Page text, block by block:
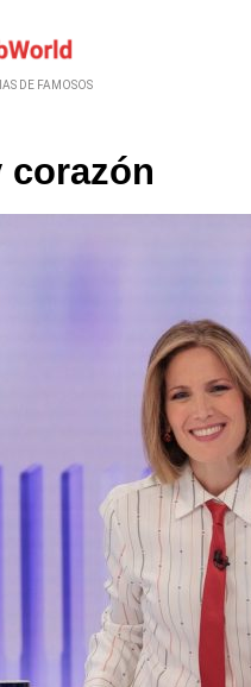
DE FAMOSOS
corazón